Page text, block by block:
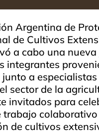
Argentina de
de Cultivos
a cabo una nueva
integrantes
a
sector de la
invitados para
trabajo colaborativo
de cultivos